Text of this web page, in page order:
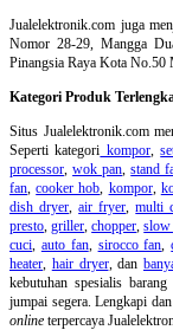
Jualelektronik.com juga
Nomor 28-29, Mangga
Pinangsia Raya Kota No.50
Kategori Produk
Situs Jualelektronik.com
Seperti kategori kompor,
processor,wok pan,stand
fan,cooker hob, kompor,
dish dryer,air fryer,multi
presto,griller,chopper,slow
cuci, auto fan, sirocco fan,
heater, hair dryer, dan
kebutuhan spesialis
jumpai segera. Lengkapi
online terpercaya